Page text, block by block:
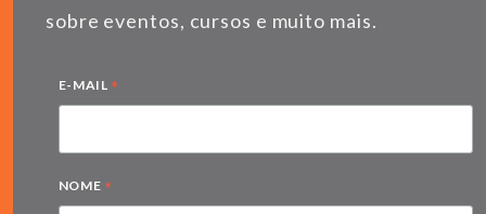
sobre eventos, cursos e muito mais.
E-MAIL *
NOME *